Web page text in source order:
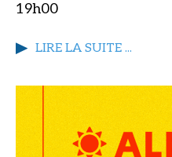
19h00
LIRE LA SUITE ...